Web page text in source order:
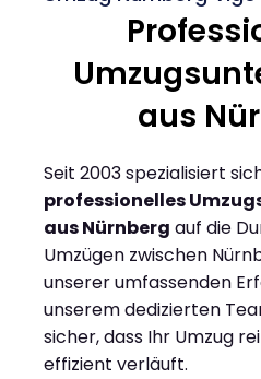
aus
Seit 2003 spezialisiert
professionelles
aus Nürnberg auf die
Umzügen zwischen
unserer umfassenden
unserem dedizierten
sicher, dass Ihr Umzug
effizient verläuft.